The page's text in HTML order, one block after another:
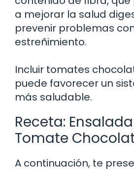
a mejorar la salud
prevenir problemas
estreñimiento.
Incluir tomates
puede favorecer un
más saludable.
Receta:
Tomate
A continuación, te